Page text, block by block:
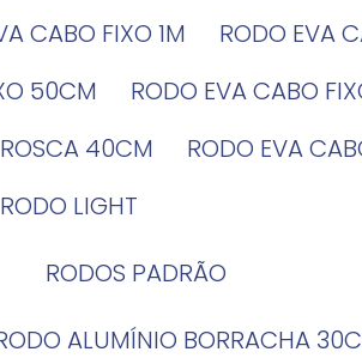
CABO FIXO 1M
RODO EVA
50CM RODO EVA CABO
ROSCA 40CM
RODO EVA
RODO LIGHT
RODOS PADRÃO
RODO ALUMÍNIO BORRACHA